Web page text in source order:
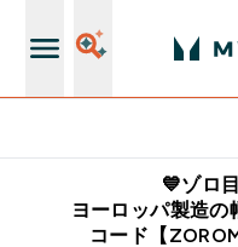
💙ゾロ
ヨーロッパ製造
コード【